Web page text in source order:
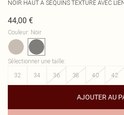
NOIR HAUT À SEQUINS TEXTURÉ AVEC
44,00 €
Couleur: Noir
Sélectionner une taille:
32
34 36 38 40 42
AJOUTER AU